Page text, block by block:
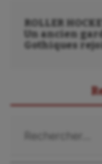
ROLLER
Un ancien
Gothiques